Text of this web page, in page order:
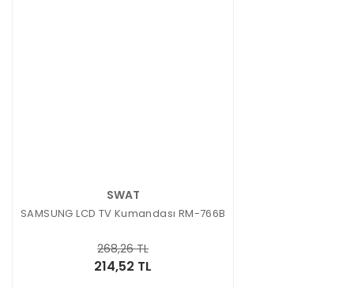
SWAT
SAMSUNG LCD TV Kumandası RM-766B
214,52 TL
268,26 TL